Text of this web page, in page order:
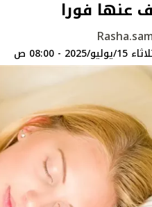
عنها فورا
2025 - 08:00 ص